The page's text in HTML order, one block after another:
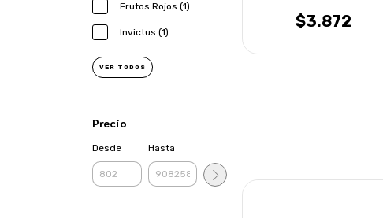
Frutos Rojos (1)
Invictus (1)
VER TODOS
Precio
Desde Hasta
$3.872